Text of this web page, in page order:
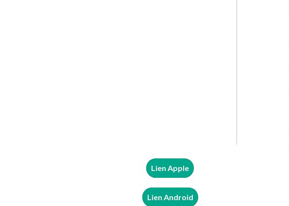
Lien Apple
Lien Android